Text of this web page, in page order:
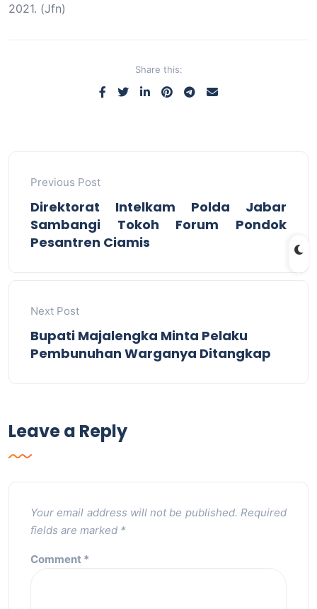
2021. (Jfn)
Share this:
Previous Post
Direktorat Intelkam Polda Jabar
Sambangi Tokoh Forum Pondok
Pesantren Ciamis
Next Post
Bupati Majalengka Minta Pelaku
Pembunuhan Warganya Ditangkap
Leave a Reply
Your email address will not be published. Required
fields are marked *
Comment *